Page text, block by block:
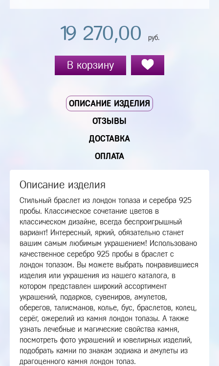
19 270,00 руб.
В корзину
ОПИСАНИЕ ИЗДЕЛИЯ
ОТЗЫВЫ
ДОСТАВКА
ОПЛАТА
Описание изделия
Стильный браслет из лондон топаза и серебра 925
пробы. Классическое сочетание цветов в
классическом дизайне, всегда беспроигрышный
вариант! Интересный, яркий, обязательно станет
вашим самым любимым украшением! Использовано
качественное серебро 925 пробы в браслет с
лондон топазом. Вы можете выбрать понравившиеся
изделия или украшения из нашего каталога, в
котором представлен широкий ассортимент
украшений, подарков, сувениров, амулетов,
оберегов, талисманов, колье, бус, браслетов, колец,
серёг, ожерелий из камня лондон топазы. А также
узнать лечебные и магические свойства камня,
посмотреть фото украшений и ювелирных изделий,
подобрать камни по знакам зодиака и амулеты из
драгоценного камня лондон топаз.